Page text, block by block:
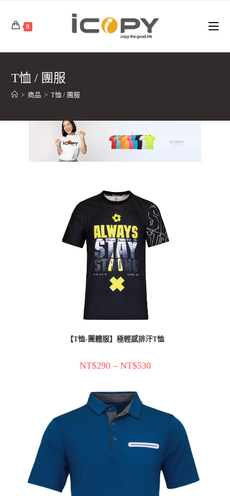
content
0
T恤 / 團服
> 商品 > T恤 / 團服
【T恤-團體服】極輕感排汗T恤
NT$290– NT$530